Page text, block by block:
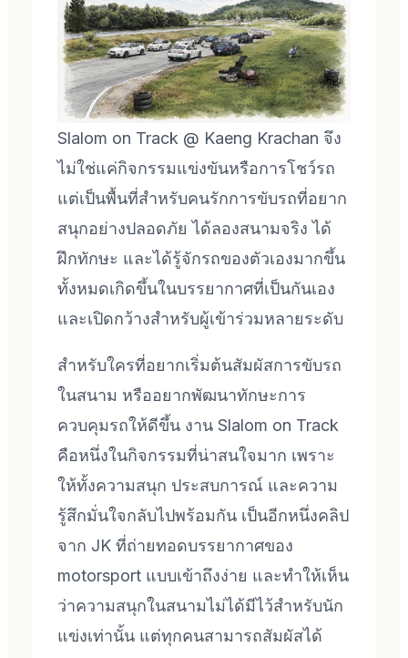
Slalom on Track @ Kaeng Krachan จึง
ไม่ใช่แค่กิจกรรมแข่งขันหรือการโชว์รถ
แต่เป็นพื้นที่สำหรับคนรักการขับรถที่อยาก
สนุกอย่างปลอดภัย ได้ลองสนามจริง ได้
ฝึกทักษะ และได้รู้จักรถของตัวเองมากขึ้น
ทั้งหมดเกิดขึ้นในบรรยากาศที่เป็นกันเอง
และเปิดกว้างสำหรับผู้เข้าร่วมหลายระดับ
สำหรับใครที่อยากเริ่มต้นสัมผัสการขับรถ
ในสนาม หรืออยากพัฒนาทักษะการ
ควบคุมรถให้ดีขึ้น งาน Slalom on Track
คือหนึ่งในกิจกรรมที่น่าสนใจมาก เพราะ
ให้ทั้งความสนุก ประสบการณ์ และความ
รู้สึกมั่นใจกลับไปพร้อมกัน เป็นอีกหนึ่งคลิป
จาก JK ที่ถ่ายทอดบรรยากาศของ
motorsport แบบเข้าถึงง่าย และทำให้เห็น
ว่าความสนุกในสนามไม่ได้มีไว้สำหรับนัก
แข่งเท่านั้น แต่ทุกคนสามารถสัมผัสได้